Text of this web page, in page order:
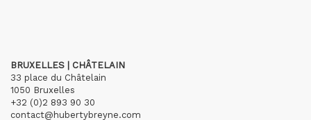
BRUXELLES | CHÂTELAIN
33 place du Châtelain
1050 Bruxelles
+32 (0)2 893 90 30
contact@hubertybreyne.com